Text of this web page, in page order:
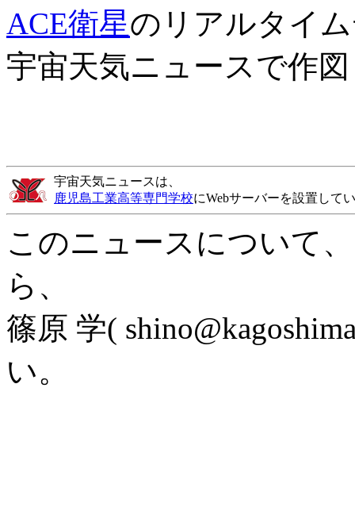
ACE衛星のリアルタイ
宇宙天気ニュースで作
宇宙天気ニュースは、
鹿児島工業高等専門学校にWebサーバーを設置して
このニュースについて
ら、
篠原 学(
い。